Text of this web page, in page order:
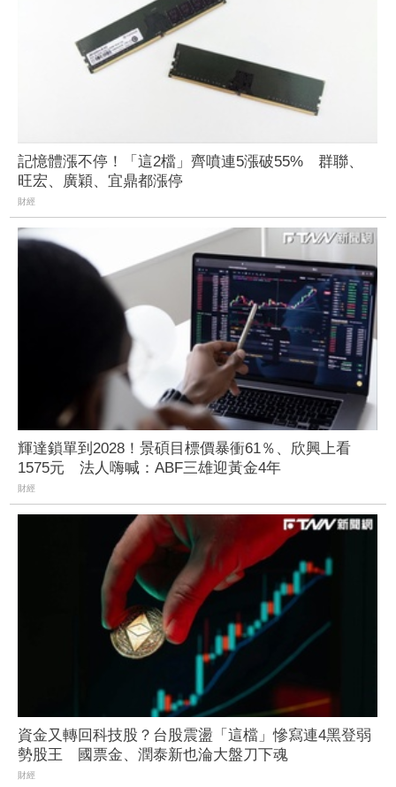
記憶體漲不停！「這2檔」齊噴連5漲破55% 群聯、
旺宏、廣穎、宜鼎都漲停
財經
輝達鎖單到2028！景碩目標價暴衝61％、欣興上看
1575元 法人嗨喊：ABF三雄迎黃金4年
財經
資金又轉回科技股？台股震盪「這檔」慘寫連4黑登弱
勢股王 國票金、潤泰新也淪大盤刀下魂
財經